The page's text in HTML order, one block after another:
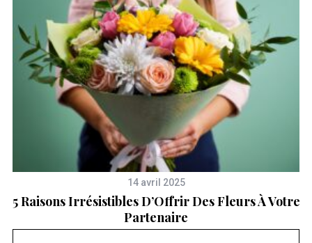
14 avril 2025
5 Raisons Irrésistibles D’Offrir Des Fleurs À Votre
Partenaire